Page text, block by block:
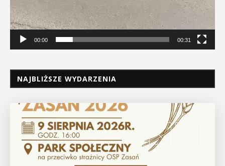
00:00 00:31
NAJBLIŻSZE WYDARZENIA